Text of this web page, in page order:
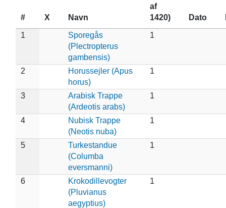
# X Navn
af
1420)
Dato
1
Sporegås
(Plectropterus
gambensis)
1
2
Horussejler (Apus
horus)
1
3
Arabisk Trappe
(Ardeotis arabs)
1
4
Nubisk Trappe
(Neotis nuba)
1
5
Turkestandue
(Columba
eversmanni)
1
6
Krokodillevogter
(Pluvianus
aegyptius)
1